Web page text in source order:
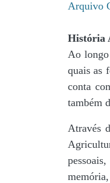
Arquivo
História
Ao longo
quais as
conta
também
Através